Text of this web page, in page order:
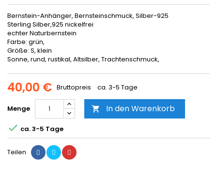
Bernstein-Anhänger, Bernsteinschmuck, Silber-925
Sterling Silber,925 nickelfrei
echter Naturbernstein
Farbe: grün,
Größe: S, klein
Sonne, rund, rustikal, Altsilber, Trachtenschmuck,
40,00 € Bruttopreis ca. 3-5 Tage
Menge  In den Warenkorb
 ca. 3-5 Tage
Teilen